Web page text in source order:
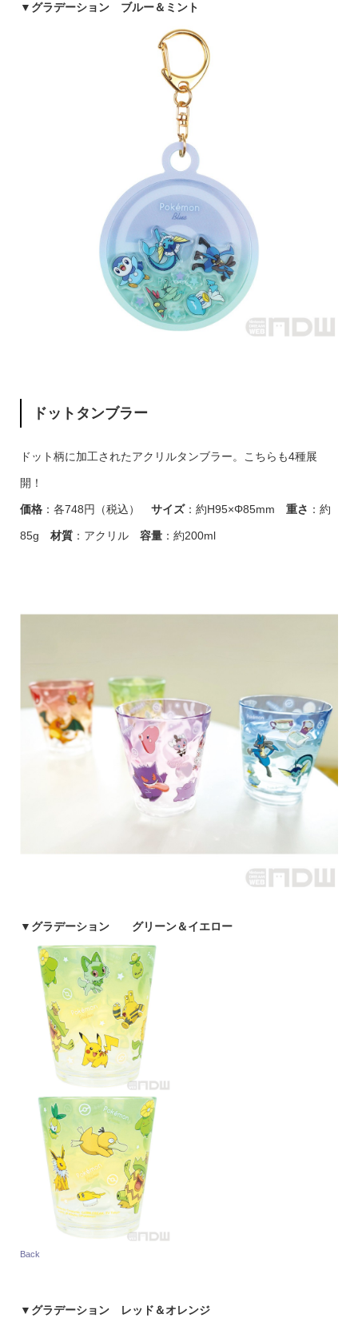
▼ グラデーション ブルー＆ミント
ドットタンブラー
ドット柄に加工されたアクリルタンブラー。こちらも4種展
開！
価格：各748円（税込） サイズ：約H95×Φ85mm 重さ ：約
85g 材質：アクリル 容量：約200ml
▼ グラデーション グリーン＆イエロー
Back
▼ グラデーション レッド＆オレンジ